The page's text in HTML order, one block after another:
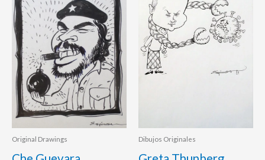
Original Drawings Dibujos Originales